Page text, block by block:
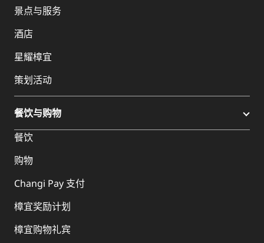
景点与服务
酒店
星耀樟宜
策划活动
餐饮与购物
餐饮
购物
Changi Pay 支付
樟宜奖励计划
樟宜购物礼宾